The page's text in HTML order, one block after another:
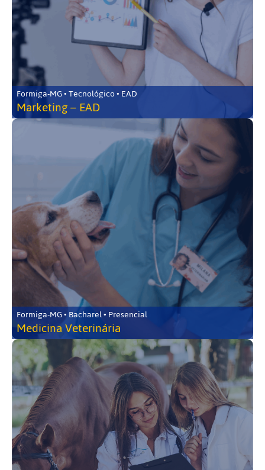
Formiga-MG • Tecnológico • EAD
Marketing – EAD
Formiga-MG • Bacharel • Presencial
Medicina Veterinária